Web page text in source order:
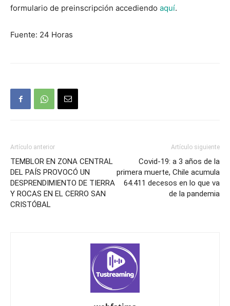
formulario de preinscripción accediendo aquí.
Fuente: 24 Horas
Artículo anterior
TEMBLOR EN ZONA CENTRAL
DEL PAÍS PROVOCÓ UN
DESPRENDIMIENTO DE TIERRA
Y ROCAS EN EL CERRO SAN
CRISTÓBAL
Artículo siguiente
Covid-19: a 3 años de la
primera muerte, Chile acumula
64.411 decesos en lo que va
de la pandemia